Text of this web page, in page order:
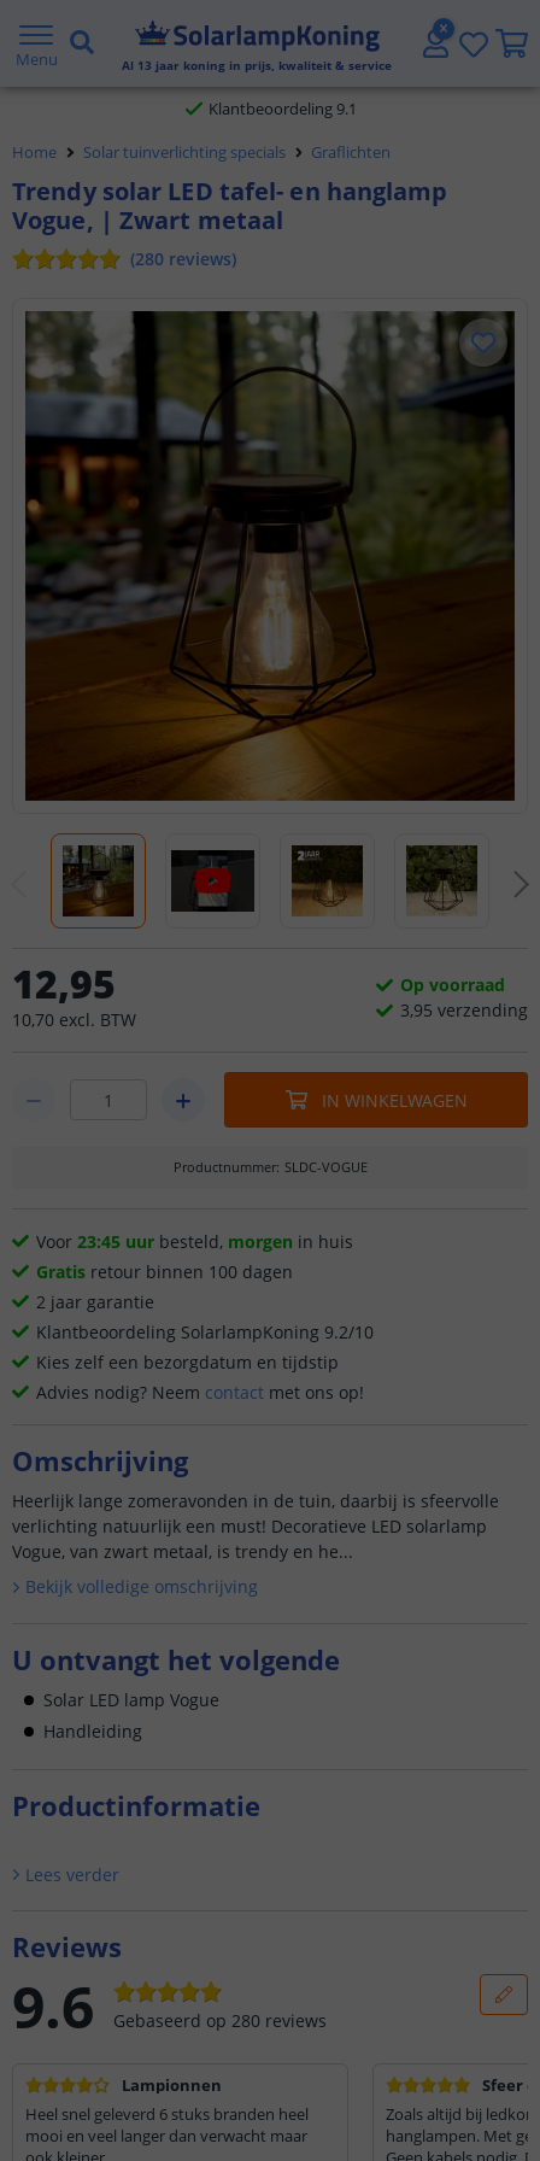
Menu Al 13 jaar koning in prijs, kwaliteit & service
Gratis verzending vanaf € 20,- NL en BE
Klantbeoordeling 9.1
Voor 23:45 uur besteld, morgen in huis
Home Solar tuinverlichting specials Graflichten
Trendy solar LED tafel- en hanglamp
Vogue, | Zwart metaal
(280 reviews)
12,95
10,70 excl. BTW
Op voorraad
3,95 verzending
IN WINKELWAGEN
Productnummer: SLDC-VOGUE
Voor 23:45 uur besteld, morgen in huis
Gratis retour binnen 100 dagen
2 jaar garantie
Klantbeoordeling SolarlampKoning 9.2/10
Kies zelf een bezorgdatum en tijdstip
Advies nodig? Neem contact met ons op!
Omschrijving
Heerlijk lange zomeravonden in de tuin, daarbij is sfeervolle
verlichting natuurlijk een must! Decoratieve LED solarlamp
Vogue, van zwart metaal, is trendy en he...
Bekijk volledige omschrijving
U ontvangt het volgende
Solar LED lamp Vogue
Handleiding
Productinformatie
Lees verder
Reviews
9.6 Gebaseerd op 280 reviews
Lampionnen
Heel snel geleverd 6 stuks branden heel
mooi en veel langer dan verwacht maar
Sfeer
Zoals altijd bij
hanglampen. Met